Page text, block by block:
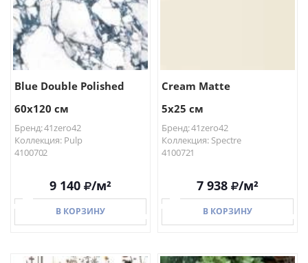
Blue Double Polished
60x120 см
Бренд: 41zero42
Коллекция: Pulp
4100702
9 140 /м²
В КОРЗИНУ
Cream Matte
5x25 см
Бренд: 41zero42
Коллекция: Spectre
4100721
7 938 /м²
В КОРЗИНУ